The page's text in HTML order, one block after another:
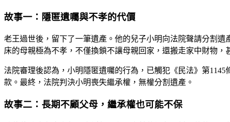
故事一：隱匿遺囑與不孝的代價
老王過世後，留下了一筆遺產。他的兒子小明向法院聲請分割
床的母親極為不孝，不僅換鎖不讓母親回家，還搬走家中財物
法院審理後認為，小明隱匿遺囑的行為，已觸犯《民法》第
款。最終，法院判決小明喪失繼承權，無權分割遺產。
故事二：長期不顧父母，繼承權也可能不保